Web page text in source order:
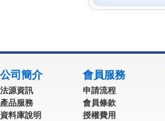
公司簡介
法源資訊
產品服務
資料庫說明
會員服務
申請流程
會員條款
授權費用